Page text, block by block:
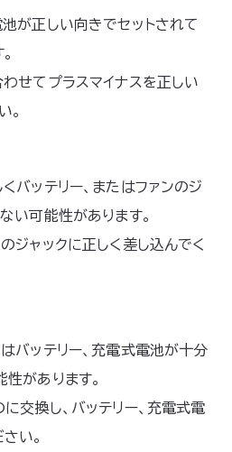
が正しい向きでセットされて
せてプラスマイナスを正しい
。
バッテリー、またはファンのジ
い可能性があります。
ジャックに正しく差し込んでく
バッテリー、充電式電池が十分
があります。
交換し、バッテリー、充電式電
い。